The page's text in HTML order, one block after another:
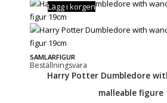
SAMLARFIGUR
Beställningsvara
Lägg i korgen
Harry Potter Dumbledore
malleable figure